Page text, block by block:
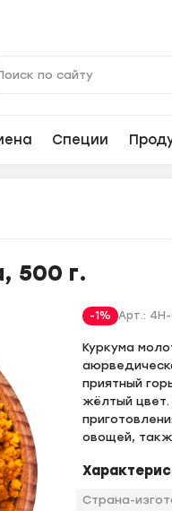
Специи
500 г.
-1% Арт.:
Куркума
приятный
жёлтый цвет.
овощей,
Страна-